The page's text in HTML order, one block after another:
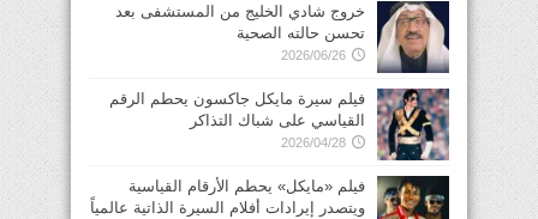
خروج شادي الخليج من المستشفى بعد
تحسن حالته الصحية
2026/06/26
فيلم سيرة مايكل جاكسون يحطم الرقم
القياسي على شباك التذاكر
2026/04/28
فيلم «مايكل» يحطم الأرقام القياسية
ويتصدر إيرادات أفلام السيرة الذاتية عالمياً